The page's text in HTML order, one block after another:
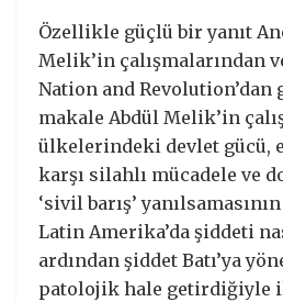
Özellikle güçlü bir yanıt
Melik’in çalışmalarından
Nation and Revolution’dan
makale Abdül Melik’in
ülkelerindeki devlet gücü,
karşı silahlı mücadele ve
‘sivil barış’
Latin Amerika’da şiddeti
ardından şiddet Batı’ya
patolojik hale getirdiğiyle